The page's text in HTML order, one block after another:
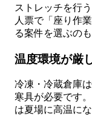
ストレッチを行
人票で「座り作
る案件を選ぶのも
温度環境が厳
冷凍・冷蔵倉庫
寒具が必要です
は夏場に高温に